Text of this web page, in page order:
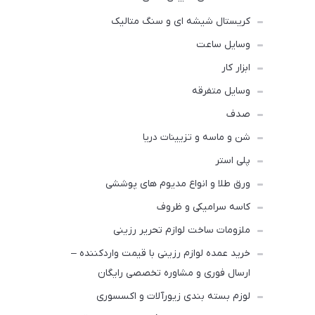
کریستال شیشه ای و سنگ متالیک
وسایل ساعت
ابزار کار
وسایل متفرقه
صدف
شن و ماسه و تزیینات دریا
پلی استر
ورق طلا و انواع مدیوم های پوششی
کاسه سرامیکی و ظروف
ملزومات ساخت لوازم‌ تحریر رزینی
خرید عمده لوازم رزینی با قیمت واردکننده –
ارسال فوری و مشاوره تخصصی رایگان
لوزم بسته بندی زیورآلات و اکسسوری